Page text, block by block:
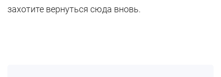
захотите вернуться сюда вновь.